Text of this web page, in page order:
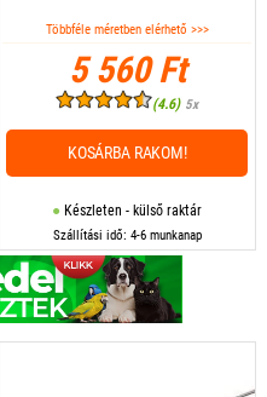
Többféle méretben elérhető >>>
5 560 Ft
(4.6) 5x
Készleten - külső raktár
Szállítási idő: 4-6 munkanap
KOSÁRBA RAKOM!